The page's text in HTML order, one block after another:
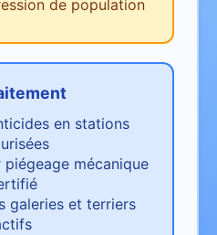
de population
en stations
mécanique
galeries et terriers